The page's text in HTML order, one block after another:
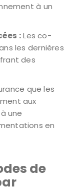
à un
:Les co-
les dernières
des
que les
aux
une
en
de